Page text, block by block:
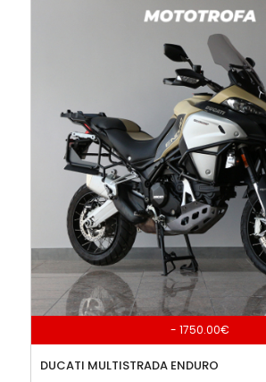
DUCATI MULTISTRADA ENDURO
- 1750.00€